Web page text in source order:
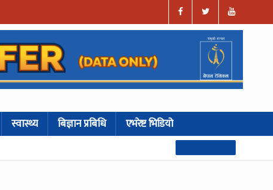
स्वास्थ्य बिज्ञान प्रबिधि एभरेष्ट भिडियो